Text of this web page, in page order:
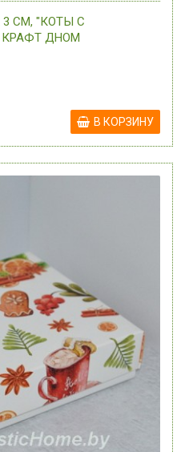
3 СМ, "КОТЫ С
ДНОМ
В КОРЗИНУ